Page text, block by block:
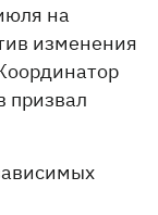
на
изменения
призвал